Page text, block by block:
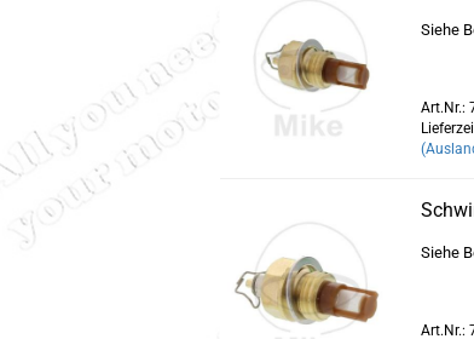
Siehe
Art.Nr.:
Siehe
Art.Nr.: